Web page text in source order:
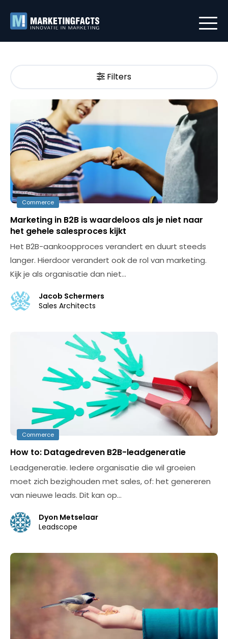
Filters
Commerce
Marketing in B2B is waardeloos als je niet naar
het gehele salesproces kijkt
Het B2B-aankoopproces verandert en duurt steeds
langer. Hierdoor verandert ook de rol van marketing.
Kijk je als organisatie dan niet…
Jacob Schermers
Sales Architects
Commerce
How to: Datagedreven B2B-leadgeneratie
Leadgeneratie. Iedere organisatie die wil groeien
moet zich bezighouden met sales, of: het genereren
van nieuwe leads. Dit kan op…
Dyon Metselaar
Leadscope